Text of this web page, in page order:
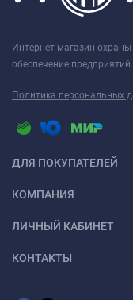
Интернет-магазин
обеспечение предприятий.
Политика персональных
ДЛЯ ПОКУПАТЕЛЕЙ
КОМПАНИЯ
ЛИЧНЫЙ КАБИНЕТ
КОНТАКТЫ